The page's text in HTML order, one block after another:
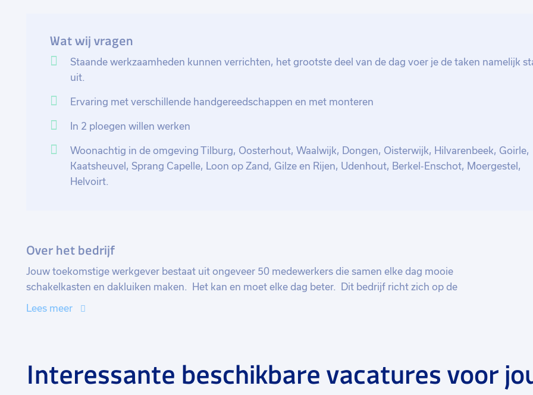
Wat wij vragen
Staande werkzaamheden kunnen verrichten, het grootste deel van de dag voer je de taken namelijk
uit.
Ervaring met verschillende handgereedschappen en met monteren
In 2 ploegen willen werken
Woonachtig in de omgeving Tilburg, Oosterhout, Waalwijk, Dongen, Oisterwijk, Hilvarenbeek, Goirle,
Kaatsheuvel, Sprang Capelle, Loon op Zand, Gilze en Rijen, Udenhout, Berkel-Enschot, Moergestel,
Helvoirt.
Over het bedrijf
Jouw toekomstige werkgever bestaat uit ongeveer 50 medewerkers die samen elke dag mooie
schakelkasten en dakluiken maken. Het kan en moet elke dag beter. Dit bedrijf richt zich op de
Nederlandse markt, maar speelt ook internationaal een steeds grotere rol. Dit komt door het
zijn met veel plezier samen aan het werk om een mooi- en kwalitatief goed product neer te
zetten. Ook zijn er geregeld personeelsuitjes, is er een BBQ en worden successen gevierd met
Lees meer
Interessante beschikbare vacatures voor